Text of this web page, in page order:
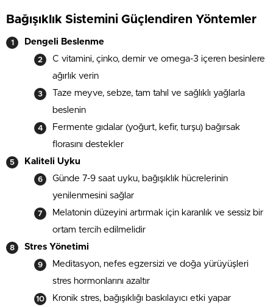
Bağışıklık Sistemini Güçlendiren Yöntemler
Dengeli Beslenme
C vitamini, çinko, demir ve omega-3 içeren besinlere
ağırlık verin
Taze meyve, sebze, tam tahıl ve sağlıklı yağlarla
beslenin
Fermente gıdalar (yoğurt, kefir, turşu) bağırsak
florasını destekler
Kaliteli Uyku
Günde 7-9 saat uyku, bağışıklık hücrelerinin
yenilenmesini sağlar
Melatonin düzeyini artırmak için karanlık ve sessiz bir
ortam tercih edilmelidir
Stres Yönetimi
Meditasyon, nefes egzersizi ve doğa yürüyüşleri
stres hormonlarını azaltır
Kronik stres, bağışıklığı baskılayıcı etki yapar